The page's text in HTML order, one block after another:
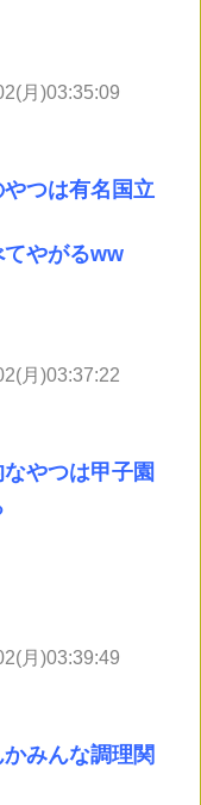
月)03:35:09
つは有名国立
やがるww
月)03:37:22
やつは甲子園
月)03:39:49
みんな調理関